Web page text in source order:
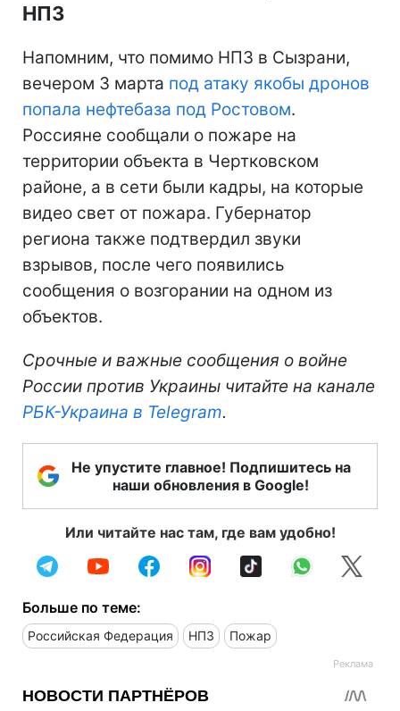
НПЗ
Напомним, что помимо НПЗ в Сызрани,
вечером 3 марта под атаку якобы дронов
попала нефтебаза под Ростовом.
Россияне сообщали о пожаре на
территории объекта в Чертковском
районе, а в сети были кадры, на которые
видео свет от пожара. Губернатор
региона также подтвердил звуки
взрывов, после чего появились
сообщения о возгорании на одном из
объектов.
Срочные и важные сообщения о войне
России против Украины читайте на канале
РБК-Украина в Telegram.
Не упустите главное! Подпишитесь на
наши обновления в Google!
Или читайте нас там, где вам удобно!
Больше по теме:
Российская Федерация НПЗ Пожар